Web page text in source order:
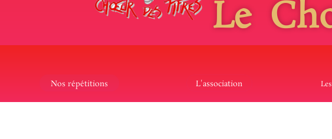
Le
Nos répétitions L'association